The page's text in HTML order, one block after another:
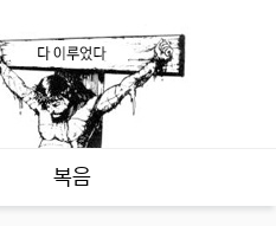
복음